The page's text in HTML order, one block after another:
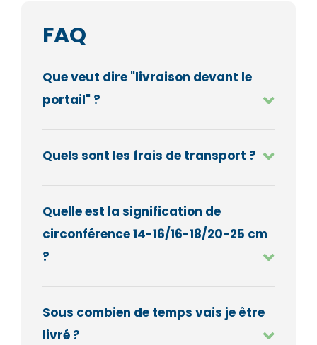
FAQ
Que veut dire "livraison devant le
portail" ?
Quels sont les frais de transport ?
Quelle est la signification de
circonférence 14-16/16-18/20-25 cm
?
Sous combien de temps vais je être
livré ?